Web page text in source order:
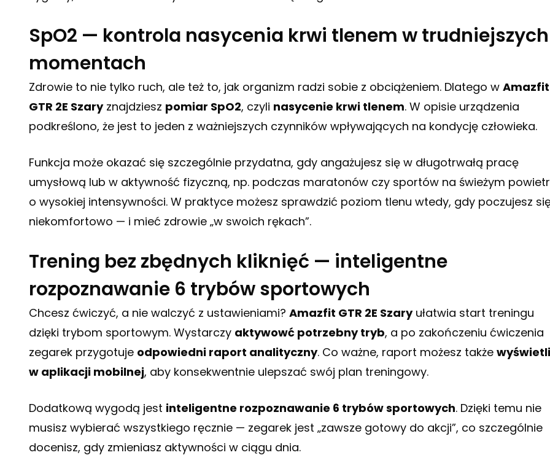
SpO2 — kontrola nasycenia krwi tlenem w trudniejszych
momentach
Zdrowie to nie tylko ruch, ale też to, jak organizm radzi sobie z obciążeniem. Dlatego w Amazfit
GTR 2E Szaryznajdziesz pomiar SpO2, czyli nasycenie krwi tlenem. W opisie urządzenia
podkreślono, że jest to jeden z ważniejszych czynników wpływających na kondycję człowieka.
Funkcja może okazać się szczególnie przydatna, gdy angażujesz się w długotrwałą pracę
umysłową lub w aktywność fizyczną, np. podczas maratonów czy sportów na świeżym
o wysokiej intensywności. W praktyce możesz sprawdzić poziom tlenu wtedy, gdy poczujesz
niekomfortowo — i mieć zdrowie „w swoich rękach”.
Trening bez zbędnych kliknięć — inteligentne
rozpoznawanie 6 trybów sportowych
Chcesz ćwiczyć, a nie walczyć z ustawieniami? Amazfit GTR 2E Szaryułatwia start treningu
dzięki trybom sportowym. Wystarczy aktywowć potrzebny tryb, a po zakończeniu ćwiczenia
zegarek przygotuje odpowiedni raport analityczny. Co ważne, raport możesz także
w aplikacji mobilnej, aby konsekwentnie ulepszać swój plan treningowy.
Dodatkową wygodą jest inteligentne rozpoznawanie 6 trybów sportowych. Dzięki temu nie
musisz wybierać wszystkiego ręcznie — zegarek jest „zawsze gotowy do akcji”, co szczególnie
docenisz, gdy zmieniasz aktywności w ciągu dnia.